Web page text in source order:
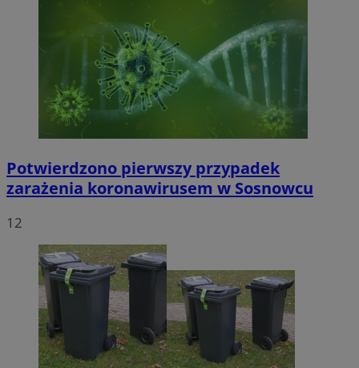
Potwierdzono pierwszy przypadek
zarażenia koronawirusem w Sosnowcu
12